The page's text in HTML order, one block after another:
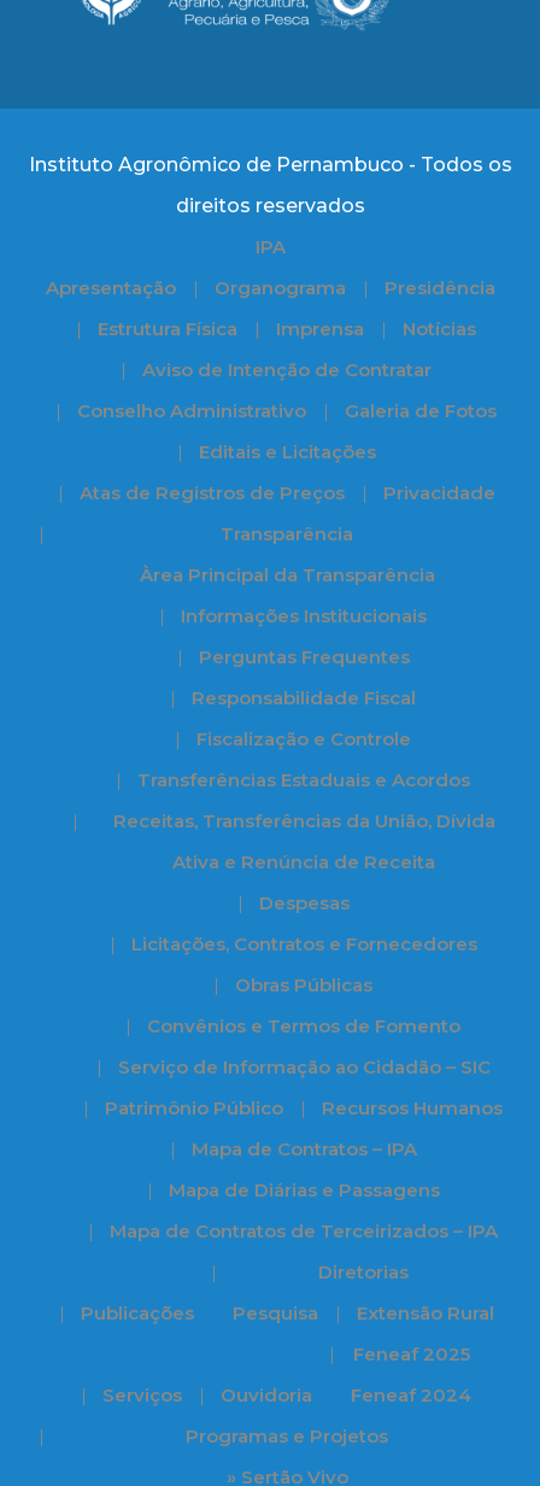
Instituto Agronômico de Pernambuco - Todos os
direitos reservados
IPA
Apresentação
Organograma
Presidência
Estrutura Física
Imprensa
Notícias
Aviso de Intenção de Contratar
Conselho Administrativo
Galeria de Fotos
Editais e Licitações
Atas de Registros de Preços
Privacidade
Transparência
Àrea Principal da Transparência
Informações Institucionais
Perguntas Frequentes
Responsabilidade Fiscal
Fiscalização e Controle
Transferências Estaduais e Acordos
Receitas, Transferências da União, Dívida
Ativa e Renúncia de Receita
Despesas
Licitações, Contratos e Fornecedores
Obras Públicas
Convênios e Termos de Fomento
Serviço de Informação ao Cidadão – SIC
Patrimônio Público
Recursos Humanos
Mapa de Contratos – IPA
Mapa de Diárias e Passagens
Mapa de Contratos de Terceirizados – IPA
Publicações
Diretorias
Pesquisa
Extensão Rural
Serviços Ouvidoria
Feneaf 2025
Feneaf 2024
Programas e Projetos
» Sertão Vivo